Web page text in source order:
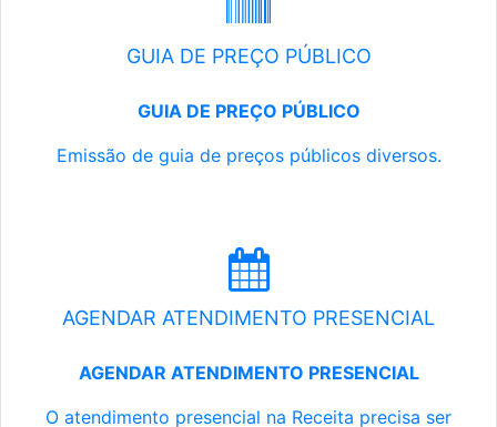
GUIA DE PREÇO PÚBLICO
GUIA DE PREÇO PÚBLICO
Emissão de guia de preços públicos diversos.
AGENDAR ATENDIMENTO PRESENCIAL
AGENDAR ATENDIMENTO PRESENCIAL
O atendimento presencial na Receita precisa ser